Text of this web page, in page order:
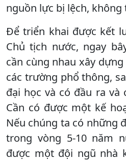
nguồn lực bị lệch, không
Để triển khai được kết
Chủ tịch nước, ngay
cần cùng nhau xây
các trường phổ thông,
đại học và có đầu ra và
Cần có được một kế
Nếu chúng ta có những
trong vòng 5-10 năm
được một đội ngũ nhà